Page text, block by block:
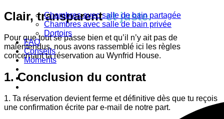
Chambres avec salle de bain partagée
Chambres avec salle de bain privée
Dortoirs
FAQ
Conseils
Moments
Clair, transparentet juste.
Pour que tout se passe bien et qu’il n’y ait pas de
malentendus, nous avons rassemblé ici les règles
concernant ta réservation au Wynfrid House.
1. Conclusion du contrat
1. Ta réservation devient ferme et définitive dès que tu reçois
une confirmation écrite par e-mail de notre part.